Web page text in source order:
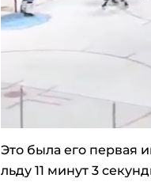
Это была его первая
льду 11 минут 3